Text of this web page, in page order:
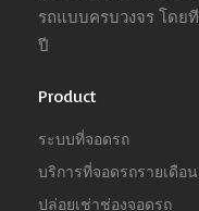
รถแบบครบวงจร โดย
ปี
Product
ระบบที่จอดรถ
บริการที่จอดรถรายเดือน
ปล่อยเช่าช่องจอดรถ